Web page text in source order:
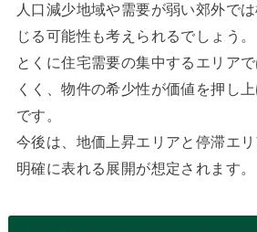
人口減少地域や需要が弱い郊外で
じる可能性も考えられるでしょう。
とくに住宅需要の集中するエリア
くく、物件の希少性が価値を押し
です。
今後は、地価上昇エリアと停滞エリ
明確に表れる展開が想定されます。